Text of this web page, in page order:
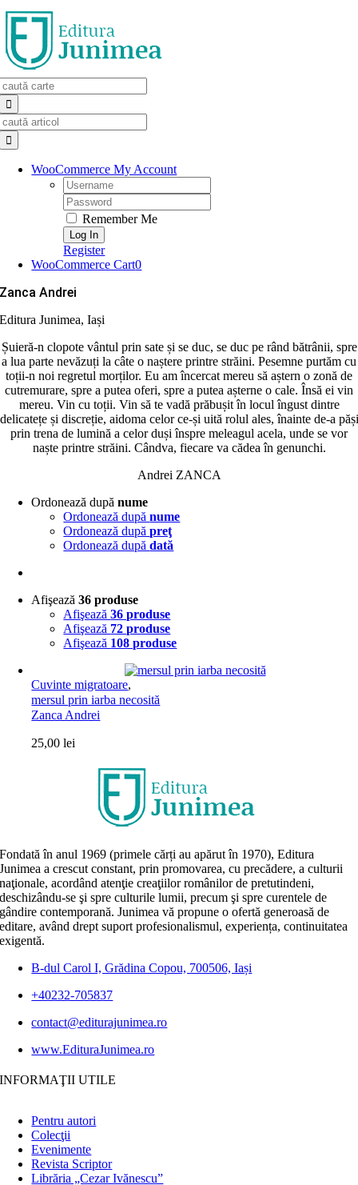
Skip
to
content
WooCommerce My Account
Username:
Password:
Remember Me
Register
WooCommerce Cart0
Zanca Andrei
Editura Junimea, Iași
Șuieră-n clopote vântul prin sate și se duc, se duc pe rând bătrânii, spre
a lua parte nevăzuți la câte o naștere printre străini. Pesemne purtăm cu
toții-n noi regretul morților. Eu am încercat mereu să aștern o zonă de
cutremurare, spre a putea oferi, spre a putea așterne o cale. Însă ei vin
mereu. Vin cu toții. Vin să te vadă prăbușit în locul îngust dintre
delicatețe și discreție, aidoma celor ce-și uită rolul ales, înainte de-a păși
prin trena de lumină a celor duși înspre meleagul acela, unde se vor
naște printre străini. Cândva, fiecare va cădea în genunchi.
Andrei ZANCA
Ordonează dupănume
Ordonează dupănume
Ordonează dupăpreţ
Ordonează dupădată
Afişează36 produse
Afişează36 produse
Afişează 72 produse
Afişează 108 produse
Cuvinte migratoare,
mersul prin iarba necosită
Zanca Andrei
25,00lei
Fondată în anul 1969 (primele cărți au apărut în 1970), Editura
Junimea a crescut constant, prin promovarea, cu precădere, a culturii
naţionale, acordând atenţie creaţiilor românilor de pretutindeni,
deschizându-se şi spre culturile lumii, precum şi spre curentele de
gândire contemporană. Junimea vă propune o ofertă generoasă de
editare, având drept suport profesionalismul, experiența, continuitatea
exigentă.
B-dul Carol I, Grădina Copou, 700506, Iași
+40232-705837
contact@editurajunimea.ro
www.EdituraJunimea.ro
INFORMAŢII UTILE
Pentru autori
Colecţii
Evenimente
Revista Scriptor
Librăria „Cezar Ivănescu”